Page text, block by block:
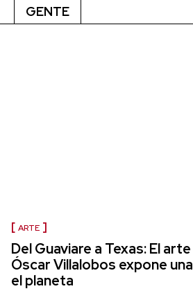
GENTE
ARTE
Del Guaviare a Texas: El
Óscar Villalobos expone
el planeta